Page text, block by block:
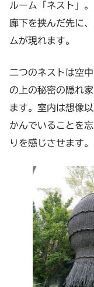
ルーム「ネスト」
廊下を挟んだ先に
ムが現れます。
二つのネストは空
の上の秘密の隠れ
ます。室内は想像
かんでいることを
りを感じさせます。